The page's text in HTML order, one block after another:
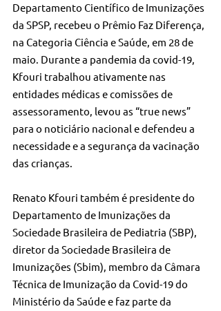
Departamento Científico de Imunizações
da SPSP, recebeu o Prêmio Faz Diferença,
na Categoria Ciência e Saúde, em 28 de
maio. Durante a pandemia da covid-19,
Kfouri trabalhou ativamente nas
entidades médicas e comissões de
assessoramento, levou as “true news”
para o noticiário nacional e defendeu a
necessidade e a segurança da vacinação
das crianças.
Renato Kfouri também é presidente do
Departamento de Imunizações da
Sociedade Brasileira de Pediatria (SBP),
diretor da Sociedade Brasileira de
Imunizações (Sbim), membro da Câmara
Técnica de Imunização da Covid-19 do
Ministério da Saúde e faz parte da